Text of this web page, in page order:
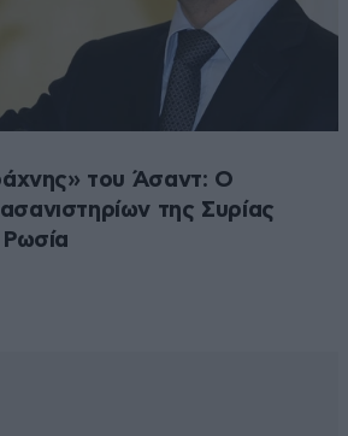
του Άσαντ: Ο
της Συρίας
Ρωσία